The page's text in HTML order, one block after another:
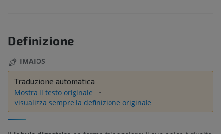
Definizione
IMAIOS
Traduzione automatica
Mostra il testo originale
Visualizza sempre la definizione originale